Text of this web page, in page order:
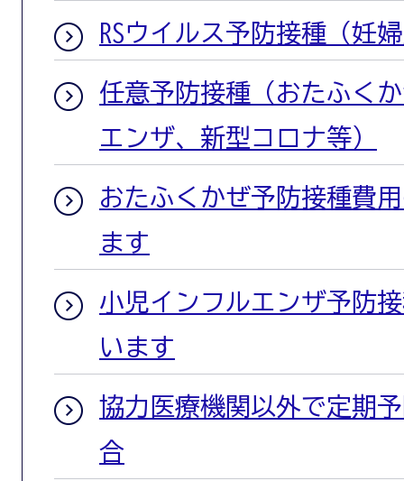
RSウイルス予防接種（妊
任意予防接種（おたふく
エンザ、新型コロナ等）
おたふくかぜ予防接種費
ます
小児インフルエンザ予防
います
協力医療機関以外で定期
合